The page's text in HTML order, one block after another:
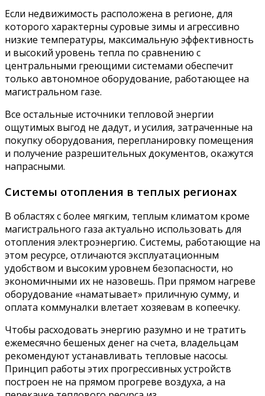
Если недвижимость расположена в регионе, для
которого характерны суровые зимы и агрессивно
низкие температуры, максимальную эффективность
и высокий уровень тепла по сравнению с
центральными греющими системами обеспечит
только автономное оборудование, работающее на
магистральном газе.
Все остальные источники тепловой энергии
ощутимых выгод не дадут, и усилия, затраченные на
покупку оборудования, перепланировку помещения
и получение разрешительных документов, окажутся
напрасными.
Системы отопления в теплых регионах
В областях с более мягким, теплым климатом кроме
магистрального газа актуально использовать для
отопления электроэнергию. Системы, работающие на
этом ресурсе, отличаются эксплуатационным
удобством и высоким уровнем безопасности, но
экономичными их не назовешь. При прямом нагреве
оборудование «наматывает» приличную сумму, и
оплата коммуналки влетает хозяевам в копеечку.
Чтобы расходовать энергию разумно и не тратить
ежемесячно бешеных денег на счета, владельцам
рекомендуют устанавливать тепловые насосы.
Принцип работы этих прогрессивных устройств
построен не на прямом прогреве воздуха, а на